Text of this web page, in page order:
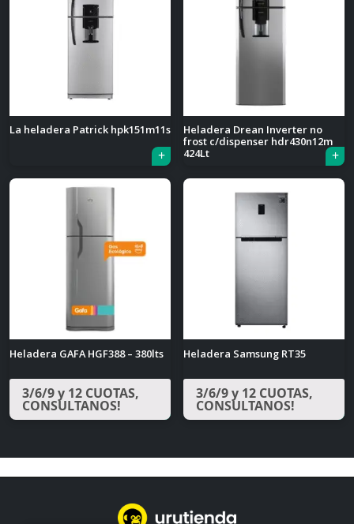
La heladera Patrick hpk151m11s
Heladera Drean Inverter no
frost c/dispenser hdr430n12m
424Lt
Heladera GAFA HGF388 – 380lts
3/6/9 y 12 CUOTAS,
CONSULTANOS!
Heladera Samsung RT35
3/6/9 y 12 CUOTAS,
CONSULTANOS!